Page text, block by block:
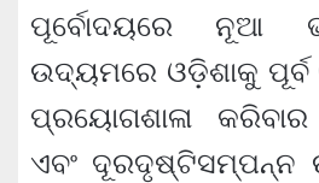
ପୂର୍ବୋଦୟରେ ନୂଆ
ଉଦ୍ୟମରେ ଓଡ଼ିଶାକୁ
ପ୍ରୟୋଗଶାଳା
ଏବଂ